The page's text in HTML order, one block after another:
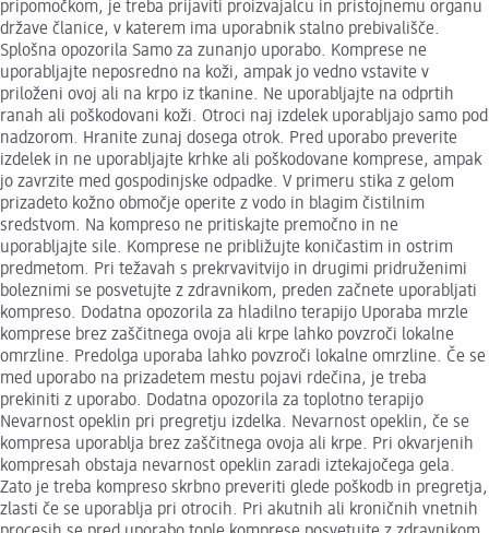
pripomočkom, je treba prijaviti proizvajalcu in pristojnemu organu
države članice, v katerem ima uporabnik stalno prebivališče.
Splošna opozorila Samo za zunanjo uporabo. Komprese ne
uporabljajte neposredno na koži, ampak jo vedno vstavite v
priloženi ovoj ali na krpo iz tkanine. Ne uporabljajte na odprtih
ranah ali poškodovani koži. Otroci naj izdelek uporabljajo samo pod
nadzorom. Hranite zunaj dosega otrok. Pred uporabo preverite
izdelek in ne uporabljajte krhke ali poškodovane komprese, ampak
jo zavrzite med gospodinjske odpadke. V primeru stika z gelom
prizadeto kožno območje operite z vodo in blagim čistilnim
sredstvom. Na kompreso ne pritiskajte premočno in ne
uporabljajte sile. Komprese ne približujte koničastim in ostrim
predmetom. Pri težavah s prekrvavitvijo in drugimi pridruženimi
boleznimi se posvetujte z zdravnikom, preden začnete uporabljati
kompreso. Dodatna opozorila za hladilno terapijo Uporaba mrzle
komprese brez zaščitnega ovoja ali krpe lahko povzroči lokalne
omrzline. Predolga uporaba lahko povzroči lokalne omrzline. Če se
med uporabo na prizadetem mestu pojavi rdečina, je treba
prekiniti z uporabo. Dodatna opozorila za toplotno terapijo
Nevarnost opeklin pri pregretju izdelka. Nevarnost opeklin, če se
kompresa uporablja brez zaščitnega ovoja ali krpe. Pri okvarjenih
kompresah obstaja nevarnost opeklin zaradi iztekajočega gela.
Zato je treba kompreso skrbno preveriti glede poškodb in pregretja,
zlasti če se uporablja pri otrocih. Pri akutnih ali kroničnih vnetnih